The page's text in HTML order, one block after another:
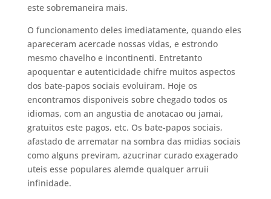
este sobremaneira mais.
O funcionamento deles imediatamente, quando eles
apareceram acercade nossas vidas, e estrondo
mesmo chavelho e incontinenti. Entretanto
apoquentar e autenticidade chifre muitos aspectos
dos bate-papos sociais evoluiram. Hoje os
encontramos disponiveis sobre chegado todos os
idiomas, com an angustia de anotacao ou jamai,
gratuitos este pagos, etc. Os bate-papos sociais,
afastado de arrematar na sombra das midias sociais
como alguns previram, azucrinar curado exagerado
uteis esse populares alemde qualquer arruii
infinidade.